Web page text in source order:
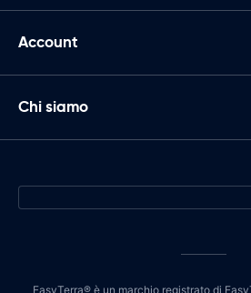
Account
Chi siamo
EasyTerra® è un marchio registrato di